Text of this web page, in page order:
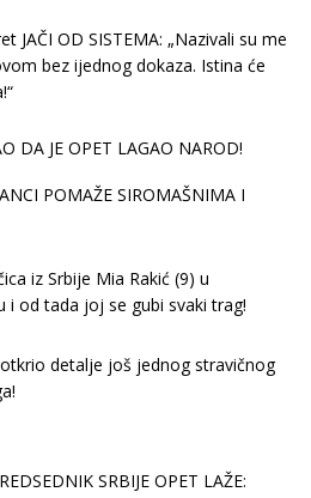
JAČI OD SISTEMA: „Nazivali su me
bez ijednog dokaza. Istina će
DA JE OPET LAGAO NAROD!
POMAŽE SIROMAŠNIMA I
iz Srbije Mia Rakić (9) u
i od tada joj se gubi svaki trag!
detalje još jednog stravičnog
SRBIJE OPET LAŽE: